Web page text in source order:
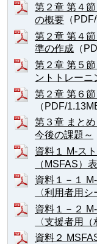
第２章 第４
の概要 （
第２章 第４
準の作成 （
第２章 第５
ントトレーニ
第２章 第６
（PDF/
第３章 まと
今後の課題～
資料１ M-ス
（MSFAS）
資料１－１
〈利用者用シ
資料１－２
〈支援者用（
資料２